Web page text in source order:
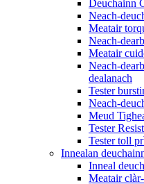
Deuchainn
Neach-
Meatair
Neach-
Meatair
Neach-
dealanach
Tester
Neach-
Meud
Tester
Tester toll
Innealan
Inneal
Meatair